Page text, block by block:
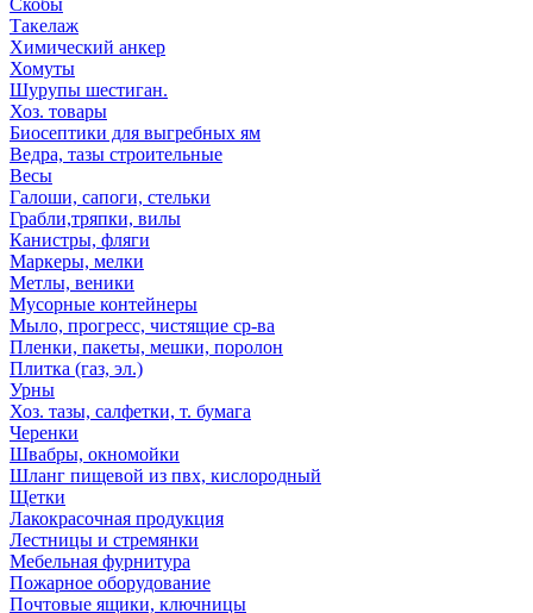
Скобы
Такелаж
Химический анкер
Хомуты
Шурупы шестиган.
Хоз. товары
Биосептики для выгребных ям
Ведра, тазы строительные
Весы
Галоши, сапоги, стельки
Грабли,тряпки, вилы
Канистры, фляги
Маркеры, мелки
Метлы, веники
Мусорные контейнеры
Мыло, прогресс, чистящие ср-ва
Пленки, пакеты, мешки, поролон
Плитка (газ, эл.)
Урны
Хоз. тазы, салфетки, т. бумага
Черенки
Швабры, окномойки
Шланг пищевой из пвх, кислородный
Щетки
Лакокрасочная продукция
Лестницы и стремянки
Мебельная фурнитура
Пожарное оборудование
Почтовые ящики, ключницы